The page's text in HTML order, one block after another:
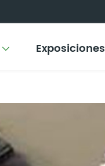
Exposiciones